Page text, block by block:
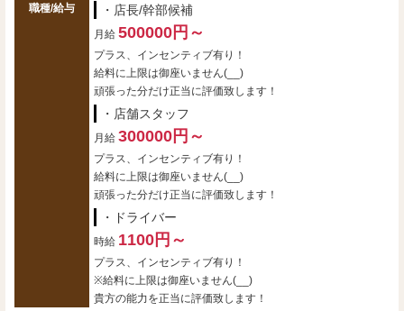
職種/給与 ・店長/幹部候補
月給 500000円～
プラス、インセンティブ有り！
給料に上限は御座いません(__)
頑張った分だけ正当に評価致します！
・店舗スタッフ
月給 300000円～
プラス、インセンティブ有り！
給料に上限は御座いません(__)
頑張った分だけ正当に評価致します！
・ドライバー
時給 1100円～
プラス、インセンティブ有り！
※給料に上限は御座いません(__)
貴方の能力を正当に評価致します！